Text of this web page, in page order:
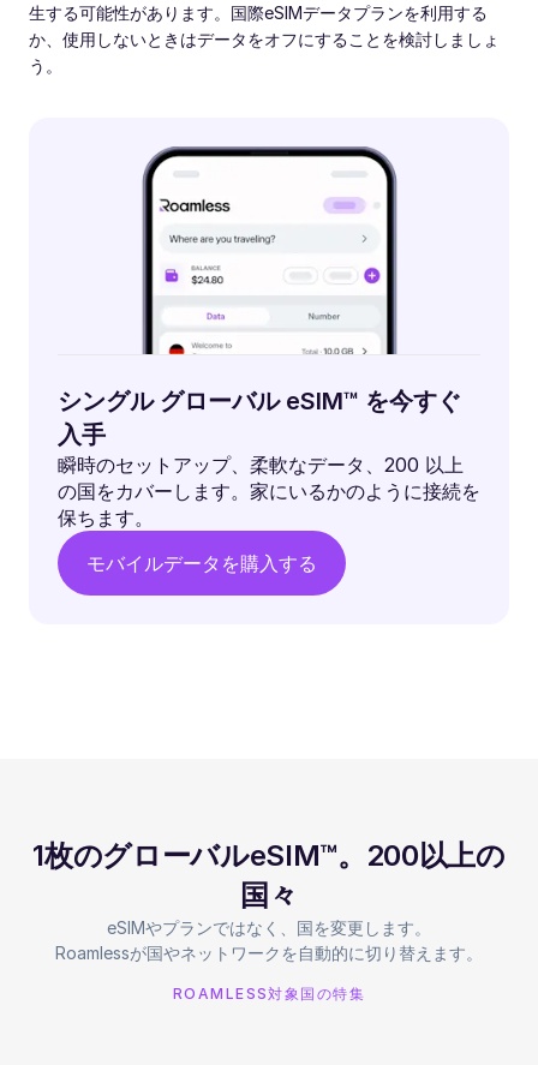
生する可能性があります。国際eSIMデータプランを利用する
か、使用しないときはデータをオフにすることを検討しましょ
う。
シングル グローバル eSIM™ を今すぐ
入手
瞬時のセットアップ、柔軟なデータ、200 以上
の国をカバーします。家にいるかのように接続を
保ちます。
モバイルデータを購入する
1枚のグローバルeSIM™。200以上の
国々
eSIMやプランではなく、国を変更します。
Roamlessが国やネットワークを自動的に切り替えます。
ROAMLESS対象国の特集